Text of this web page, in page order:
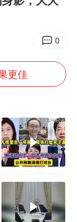
吗
酒店花洒现排泄物住客索赔遭拒
筑健康中国
0
更佳